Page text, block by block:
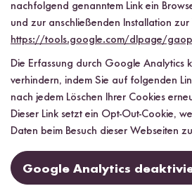
nachfolgend genanntem Link ein
und zur anschließenden Installation
https://tools.google.com/dlpage/
Die Erfassung durch Google Analytics
verhindern, indem Sie auf folgenden
nach jedem Löschen Ihrer Cookies
Dieser Link setzt ein Opt-Out-Cookie,
Daten beim Besuch dieser Webseiten
Google Analytics